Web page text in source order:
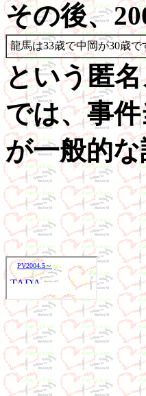
その後、
龍馬は33歳で中岡が30歳
という匿
では、事
が一般的